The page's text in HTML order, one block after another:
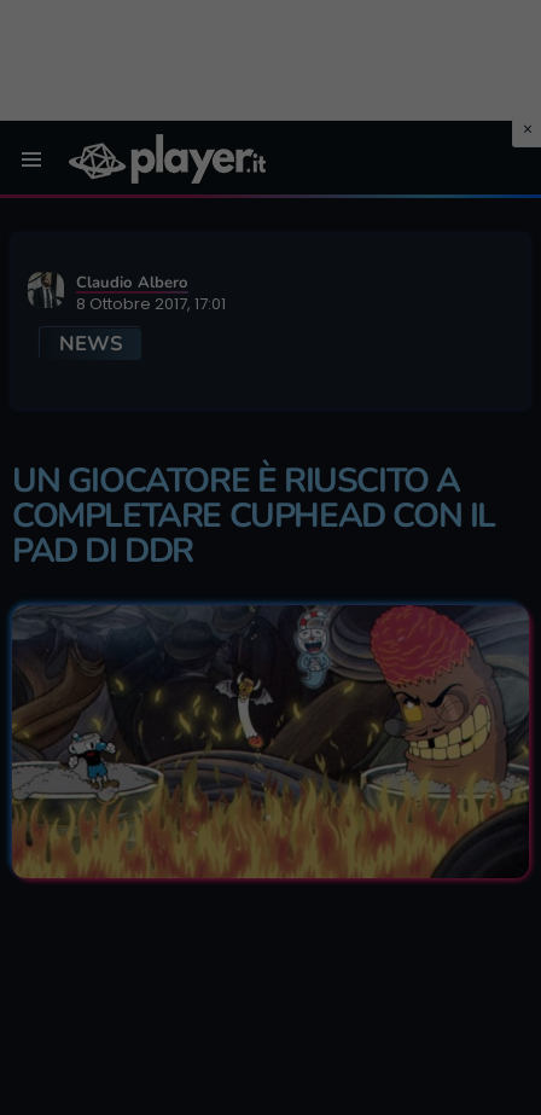
Claudio Albero
8 Ottobre 2017, 17:01
NEWS
UN GIOCATORE È RIUSCITO A
COMPLETARE CUPHEAD CON IL
PAD DI DDR